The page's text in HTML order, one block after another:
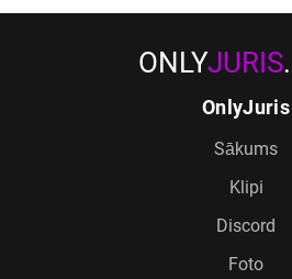
ONLYJURIS
OnlyJuris
Sākums
Klipi
Discord
Foto